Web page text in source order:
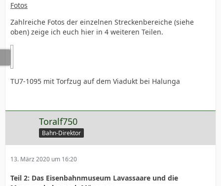
Fotos
Zahlreiche Fotos der einzelnen Streckenbereiche (siehe
oben) zeige ich euch hier in 4 weiteren Teilen.
TU7-1095 mit Torfzug auf dem Viadukt bei Halunga
Toralf750
Bahn-Direktor
13. März 2020 um 16:20
Teil 2: Das Eisenbahnmuseum Lavassaare und die